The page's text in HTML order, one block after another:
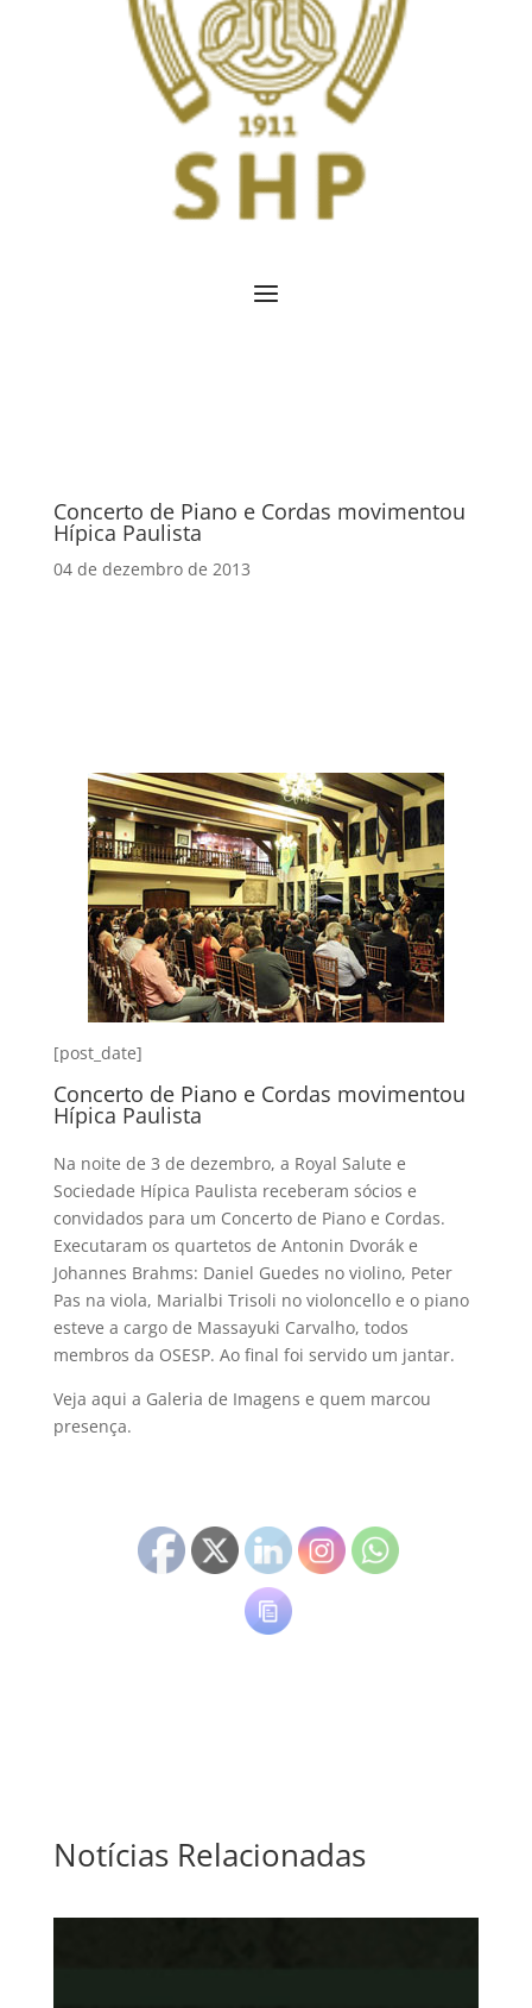
Concerto de Piano e Cordas movimentou
Hípica Paulista
04 de dezembro de 2013
[post_date]
Concerto de Piano e Cordas movimentou
Hípica Paulista
Na noite de 3 de dezembro, a Royal Salute e
Sociedade Hípica Paulista receberam sócios e
convidados para um Concerto de Piano e Cordas.
Executaram os quartetos de Antonin Dvorák e
Johannes Brahms: Daniel Guedes no violino, Peter
Pas na viola, Marialbi Trisoli no violoncello e o piano
esteve a cargo de Massayuki Carvalho, todos
membros da OSESP. Ao final foi servido um jantar.
Veja aqui a Galeria de Imagens e quem marcou
presença.
Notícias Relacionadas